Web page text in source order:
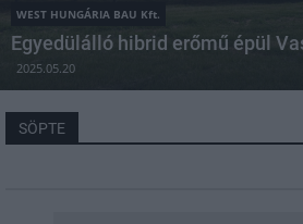
WEST HUNGÁRIA BAU Kft.
Egyedülálló hibrid erőmű épül
2025.05.20
SÖPTE